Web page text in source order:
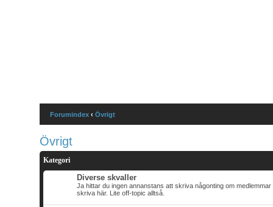
Forumindex ‹ Övrigt
Övrigt
Kategori
Diverse skvaller
Ja hittar du ingen annanstans att skriva någonting om
skriva här. Lite off-topic alltså.